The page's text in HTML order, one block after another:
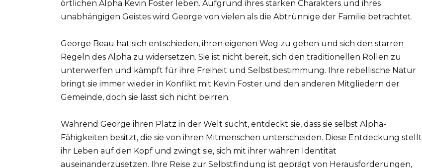
örtlichen Alpha Kevin Foster leben. Aufgrund ihres starken Charakters und ihres
unabhängigen Geistes wird George von vielen als die Abtrünnige der Familie betrachtet.
George Beau hat sich entschieden, ihren eigenen Weg zu gehen und sich den starren
Regeln des Alpha zu widersetzen. Sie ist nicht bereit, sich den traditionellen Rollen zu
unterwerfen und kämpft für ihre Freiheit und Selbstbestimmung. Ihre rebellische Natur
bringt sie immer wieder in Konflikt mit Kevin Foster und den anderen Mitgliedern der
Gemeinde, doch sie lässt sich nicht beirren.
Während George ihren Platz in der Welt sucht, entdeckt sie, dass sie selbst Alpha-
Fähigkeiten besitzt, die sie von ihren Mitmenschen unterscheiden. Diese Entdeckung stellt
ihr Leben auf den Kopf und zwingt sie, sich mit ihrer wahren Identität
auseinanderzusetzen. Ihre Reise zur Selbstfindung ist geprägt von Herausforderungen,